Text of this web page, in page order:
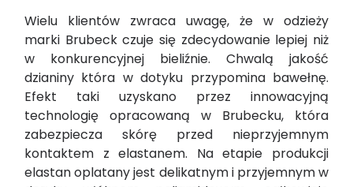
Wielu klientów zwraca uwagę, że w odzieży
marki Brubeck czuje się zdecydowanie lepiej niż
w konkurencyjnej bieliźnie. Chwalą jakość
dzianiny która w dotyku przypomina bawełnę.
Efekt taki uzyskano przez innowacyjną
technologię opracowaną w Brubecku, która
zabezpiecza skórę przed nieprzyjemnym
kontaktem z elastanem. Na etapie produkcji
elastan oplatany jest delikatnym i przyjemnym w